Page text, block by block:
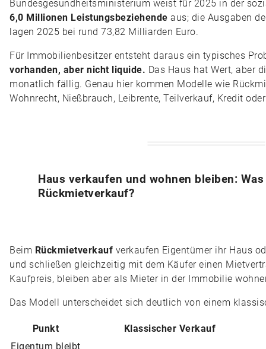
Bundesgesundheitsministerium weist für 2025 in der
6,0 Millionen Leistungsbeziehende aus; die Ausgaben
lagen 2025 bei rund 73,82 Milliarden Euro.
Für Immobilienbesitzer entsteht daraus ein typisches
vorhanden, aber nicht liquide. Das Haus hat Wert, aber
monatlich fällig. Genau hier kommen Modelle wie
Wohnrecht, Nießbrauch, Leibrente, Teilverkauf, Kredit
Haus verkaufen und wohnen bleiben:
Rückmietverkauf?
Beim Rückmietverkauf verkaufen Eigentümer ihr Haus
und schließen gleichzeitig mit dem Käufer einen
Kaufpreis, bleiben aber als Mieter in der Immobilie
Das Modell unterscheidet sich deutlich von einem
Punkt
Klassischer Verkauf
Eigentum bleibt